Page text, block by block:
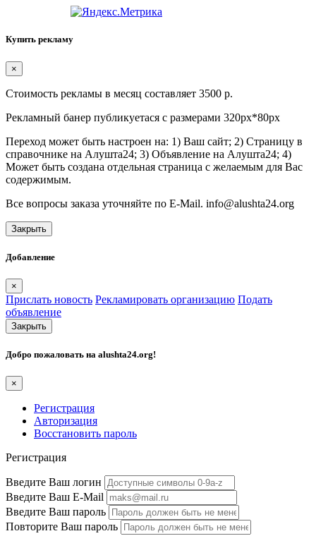
Купить рекламу
×
Стоимость рекламы в месяц составляет 3500 р.
Рекламный банер публикуетася с размерами 320px*80px
Переход может быть настроен на: 1) Ваш сайт; 2) Страницу в
справочнике на Алушта24; 3) Объявление на Алушта24; 4)
Может быть создана отдельная страница с желаемым для Вас
содержимым.
Все вопросы заказа уточняйте по E-Mail. info@alushta24.org
Закрыть
Добавление
×
Прислать новость Рекламировать организацию Подать
объявление
Закрыть
Добро пожаловать на alushta24.org!
×
Регистрация
Авторизация
Восстановить пароль
Регистрация
Введите Ваш логин
Введите Ваш E-Mail
Введите Ваш пароль
Повторите Ваш пароль